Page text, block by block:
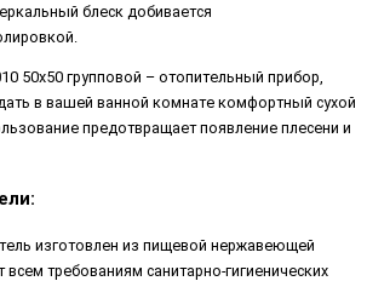
блеск добивается
50x50 групповой – отопительный прибор,
в вашей ванной комнате комфортный сухой
предотвращает появление плесени и
изготовлен из пищевой нержавеющей
всем требованиям санитарно-гигиенических